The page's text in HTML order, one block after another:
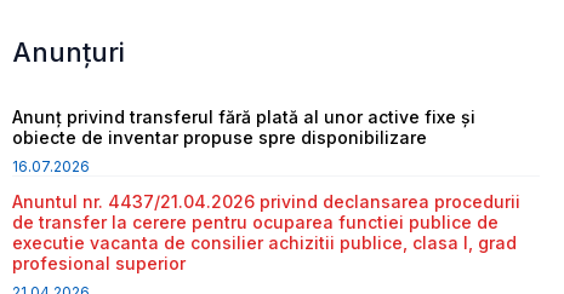
Anunțuri
Anunț privind transferul fără plată al unor active fixe și
obiecte de inventar propuse spre disponibilizare
16.07.2026
Anuntul nr. 4437/21.04.2026 privind declansarea procedurii
de transfer la cerere pentru ocuparea functiei publice de
executie vacanta de consilier achizitii publice, clasa I, grad
profesional superior